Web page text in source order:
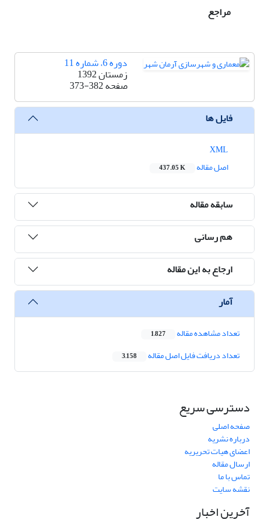
مراجع
دوره 6، شماره 11
زمستان 1392
صفحه373-382
فایل ها
اصل مقاله
437.05 K
سابقه مقاله
هم رسانی
ارجاع به این مقاله
آمار
تعداد مشاهده مقاله 1,827
تعداد دریافت فایل اصل مقاله 3,158
دسترسی سریع
صفحه اصلی
درباره نشریه
اعضای هیات تحریریه
ارسال مقاله
تماس با ما
نقشه سایت
آخرین اخبار